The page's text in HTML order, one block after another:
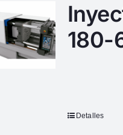
180-
Detalles